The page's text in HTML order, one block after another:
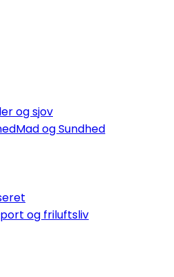
og sjov
Mad og Sundhed
og friluftsliv